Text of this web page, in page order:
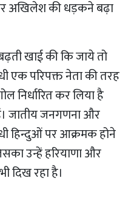
अखिलेश की धड़कने बढ़ा
खाई की कि जाये तो
एक परिपक्त नेता की तरह
निर्धारित कर लिया है
जातीय जनगणना और
हिन्दुओं पर आक्रमक होने
उन्हें हरियाणा और
दिख रहा है।